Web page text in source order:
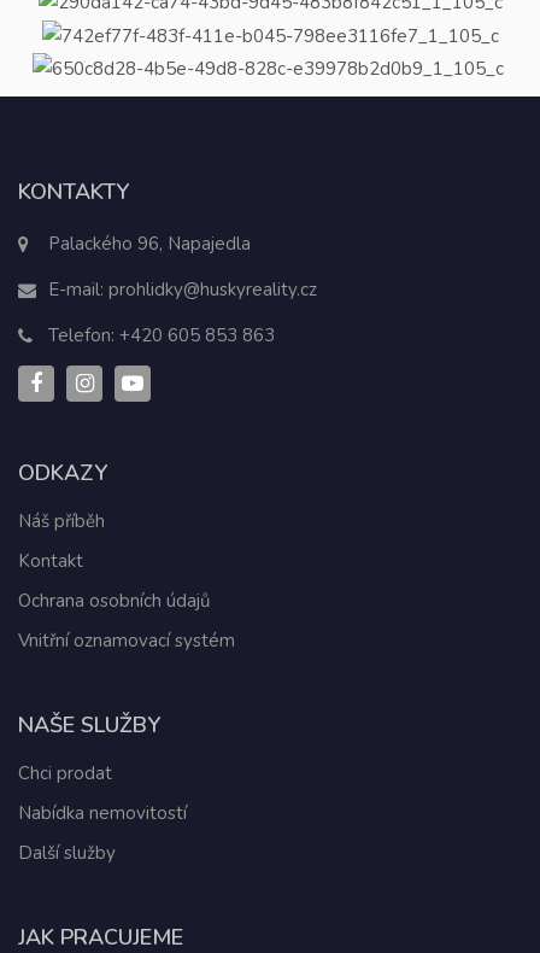
KONTAKTY
Palackého 96, Napajedla
E-mail: prohlidky@huskyreality.cz
Telefon: +420 605 853 863
ODKAZY
Náš příběh
Kontakt
Ochrana osobních údajů
Vnitřní oznamovací systém
NAŠE SLUŽBY
Chci prodat
Nabídka nemovitostí
Další služby
JAK PRACUJEME